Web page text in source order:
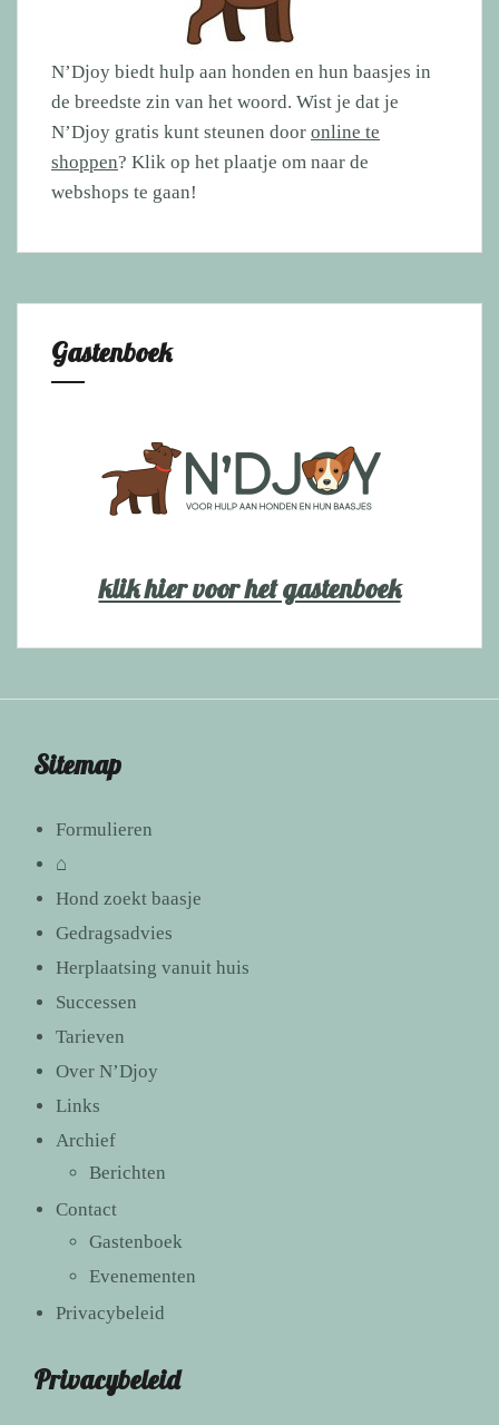
N’Djoy biedt hulp aan honden en hun baasjes in
de breedste zin van het woord. Wist je dat je
N’Djoy gratis kunt steunen door online te
shoppen? Klik op het plaatje om naar de
webshops te gaan!
Gastenboek
klik hier voor het gastenboek
Sitemap
Formulieren
⌂
Hond zoekt baasje
Gedragsadvies
Herplaatsing vanuit huis
Successen
Tarieven
Over N’Djoy
Links
Archief
Berichten
Contact
Gastenboek
Evenementen
Privacybeleid
Privacybeleid